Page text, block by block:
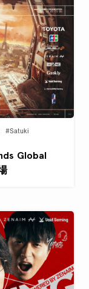
#Satuki
Global